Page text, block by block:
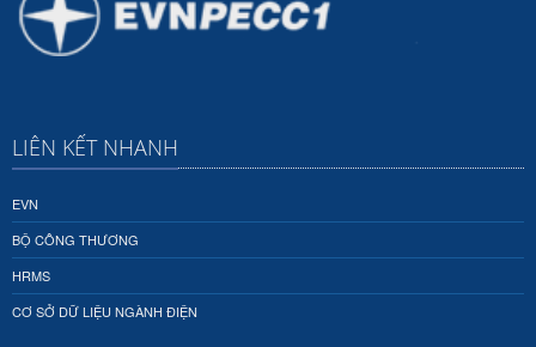
LIÊN KẾT NHANH
EVN
BỘ CÔNG THƯƠNG
HRMS
CƠ SỞ DỮ LIỆU NGÀNH ĐIỆN